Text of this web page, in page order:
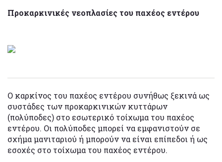
Προκαρκινικές νεοπλασίες του παχέος εντέρου
Ο καρκίνος του παχέος εντέρου συνήθως ξεκινά ως
συστάδες των προκαρκινικών κυττάρων
(πολύποδες) στο εσωτερικό τοίχωμα του παχέος
εντέρου. Οι πολύποδες μπορεί να εμφανιστούν σε
σχήμα μανιταριού ή μπορούν να είναι επίπεδοι ή ως
εσοχές στο τοίχωμα του παχέος εντέρου.